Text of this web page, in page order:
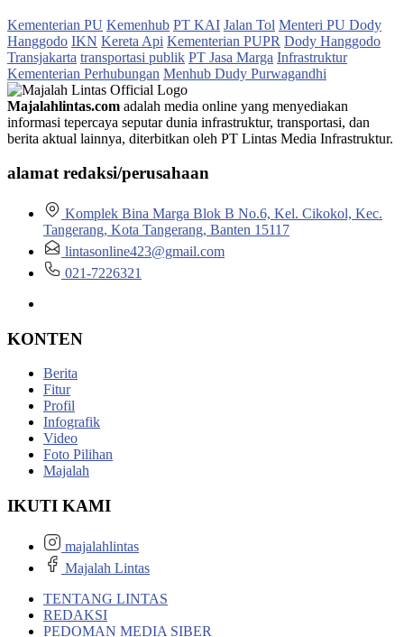
Kementerian PU Kemenhub PT KAI Jalan Tol Menteri PU Dody
Hanggodo IKN Kereta Api Kementerian PUPR Dody Hanggodo
Transjakarta transportasi publik PT Jasa Marga Infrastruktur
Kementerian Perhubungan Menhub Dudy Purwagandhi
Majalahlintas.com adalah media online yang menyediakan
informasi tepercaya seputar dunia infrastruktur, transportasi, dan
berita aktual lainnya, diterbitkan oleh PT Lintas Media Infrastruktur.
alamat redaksi/perusahaan
Komplek Bina Marga Blok B No.6, Kel. Cikokol, Kec.
Tangerang, Kota Tangerang, Banten 15117
lintasonline423@gmail.com
021-7226321
KONTEN
Berita
Fitur
Profil
Infografik
Video
Foto Pilihan
Majalah
IKUTI KAMI
majalahlintas
Majalah Lintas
TENTANG LINTAS
REDAKSI
PEDOMAN MEDIA SIBER